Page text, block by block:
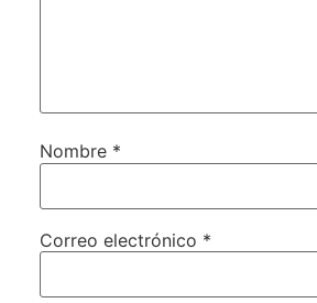
Nombre *
Correo electrónico *